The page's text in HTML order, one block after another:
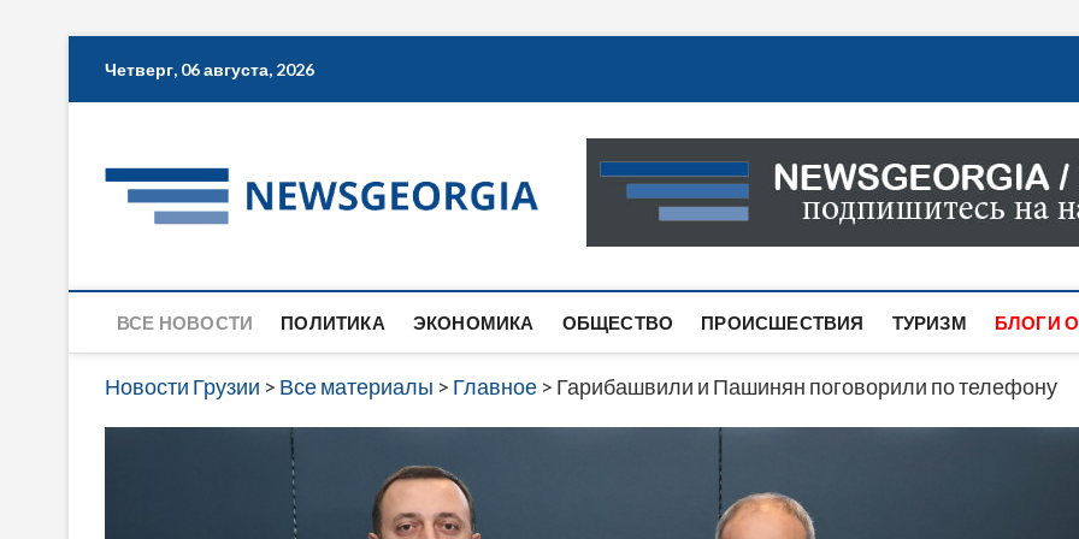
Четверг, 06 августа, 2026
Новости Грузии
САМАЯ АКТУАЛЬНАЯ ИНФОРМАЦИЯ О СОБЫТИЯХ
САЙТЕ ВЫ НАЙДЕТЕ НОВОСТИ ПОЛИТИКИ,
ВСЕ НОВОСТИ ПОЛИТИКА ЭКОНОМИКА ОБЩЕСТВО ПРОИСШЕСТВИЯ ТУРИЗМ БЛОГИ
Новости Грузии > Все материалы > Главное > Гарибашвили и Пашинян поговорили по телефону